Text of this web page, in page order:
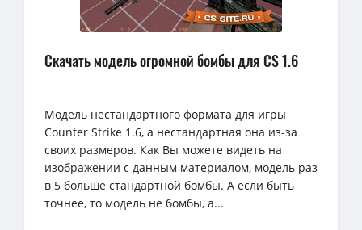
Скачать модель огромной бомбы для CS 1.6
Модель нестандартного формата для игры
Counter Strike 1.6, а нестандартная она из-за
своих размеров. Как Вы можете видеть на
изображении с данным материалом, модель раз
в 5 больше стандартной бомбы. А если быть
точнее, то модель не бомбы, а...